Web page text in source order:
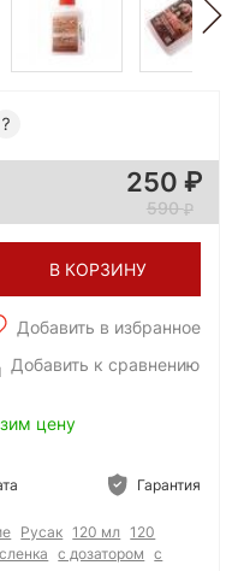
250
590
В КОРЗИНУ
Добавить в избранное
Добавить к сравнению
цену
Гарантия
Русак 120 мл
120
с дозатором
с